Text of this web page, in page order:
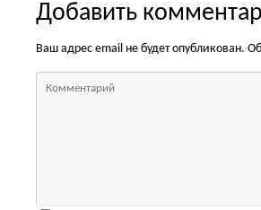
Добавить
Ваш адрес email не будет опубликован.